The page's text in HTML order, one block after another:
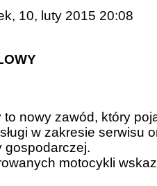
10, luty 2015 20:08
nowy zawód, który
w zakresie serwisu
gospodarczej.
motocykli